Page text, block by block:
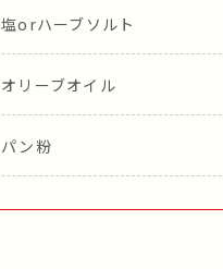
塩orハーブソルト
オリーブオイル
パン粉